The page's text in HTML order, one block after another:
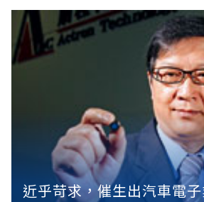
近乎苛求，催生出汽車電